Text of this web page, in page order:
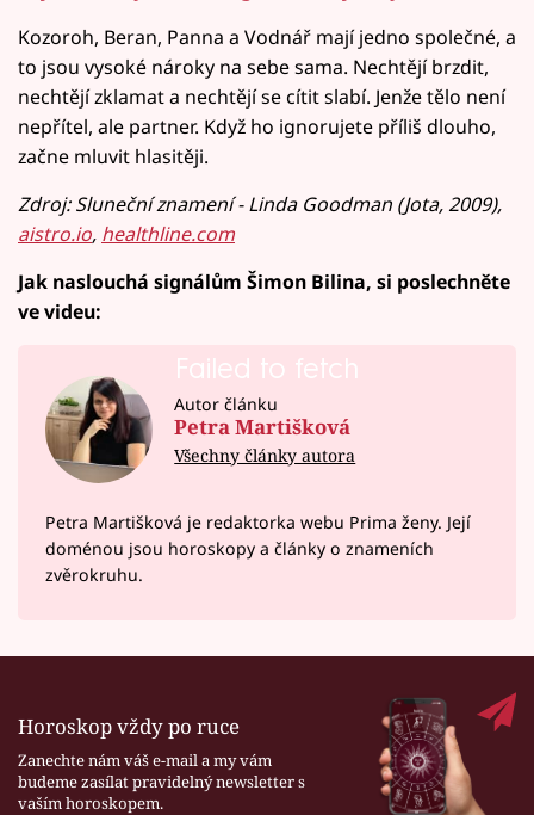
Kozoroh, Beran, Panna a Vodnář mají jedno společné, a
to jsou vysoké nároky na sebe sama. Nechtějí brzdit,
nechtějí zklamat a nechtějí se cítit slabí. Jenže tělo není
nepřítel, ale partner. Když ho ignorujete příliš dlouho,
začne mluvit hlasitěji.
Zdroj: Sluneční znamení - Linda Goodman (Jota, 2009),
aistro.io, healthline.com
Jak naslouchá signálům Šimon Bilina, si poslechněte
ve videu:
Failed to fetch
Autor článku
Petra Martišková
Všechny články autora
Petra Martišková je redaktorka webu Prima ženy. Její
doménou jsou horoskopy a články o znameních
zvěrokruhu.
Horoskop vždy po ruce
Zanechte nám váš e-mail a my vám
budeme zasílat pravidelný newsletter s
vaším horoskopem.